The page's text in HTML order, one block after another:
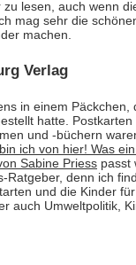
lesen, auch wenn
mag sehr die
machen.
Verlag
in einem Päckchen,
hatte.
und -büchern
ich von hier! Was
Sabine Priess passt
Ratgeber, denn ich
und die Kinder
auch Umweltpolitik,